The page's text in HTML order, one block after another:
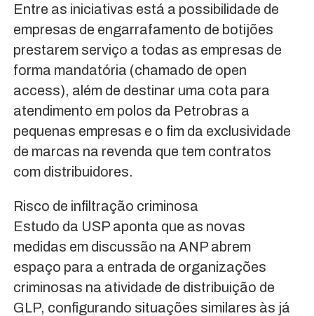
Entre as iniciativas está a possibilidade de
empresas de engarrafamento de botijões
prestarem serviço a todas as empresas de
forma mandatória (chamado de open
access), além de destinar uma cota para
atendimento em polos da Petrobras a
pequenas empresas e o fim da exclusividade
de marcas na revenda que tem contratos
com distribuidores.
Risco de infiltração criminosa
Estudo da USP aponta que as novas
medidas em discussão na ANP abrem
espaço para a entrada de organizações
criminosas na atividade de distribuição de
GLP, configurando situações similares às já